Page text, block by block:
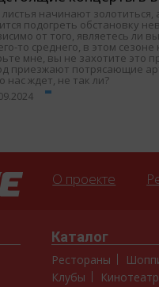
листья начинают
подогреть обстановку
от того, являетесь ли
то среднего, в этом
мне, вы не захотите это
приезжают потрясающие
нас ждет, не так ли?
О проекте
Каталог
Рестораны
Клубы